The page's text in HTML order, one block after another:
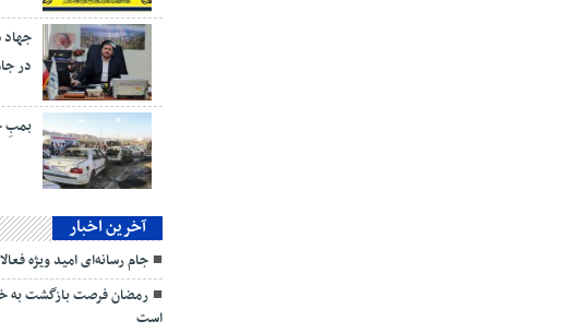
در
بمبِ
آخرین اخبار
جام رسانه‌ای امید ویژه
رمضان فرصت بازگشت به
است